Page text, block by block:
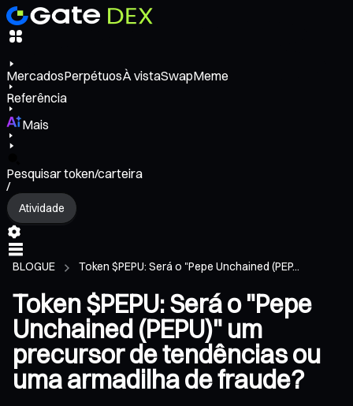
MercadosPerpétuosÀ vistaSwapMeme
Referência
Mais
Pesquisar token/carteira
/
Atividade
BLOGUE Token $PEPU: Será o "Pepe Unchained (PEP...
Token $PEPU: Será o "Pepe
Unchained (PEPU)" um
precursor de tendências ou
uma armadilha de fraude?